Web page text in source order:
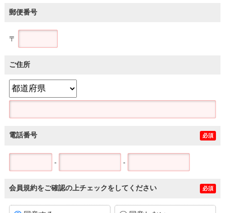
郵便番号
〒
ご住所
電話番号 必須
- -
会員規約をご確認の上チェックをしてください 必須